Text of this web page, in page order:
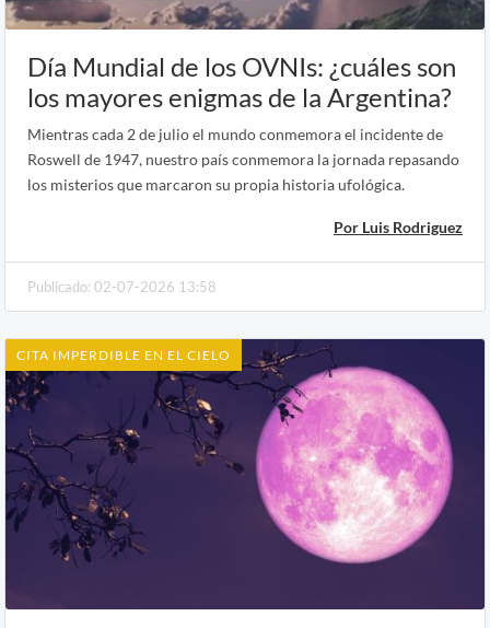
Día Mundial de los OVNIs: ¿cuáles son
los mayores enigmas de la Argentina?
Mientras cada 2 de julio el mundo conmemora el incidente de
Roswell de 1947, nuestro país conmemora la jornada repasando
los misterios que marcaron su propia historia ufológica.
Por Luis Rodriguez
Publicado: 02-07-2026 13:58
CITA IMPERDIBLE EN EL CIELO